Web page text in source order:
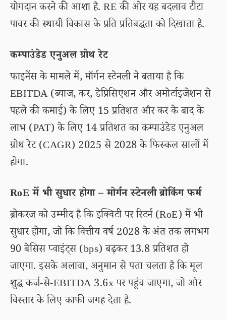
योगदान करने की आशा है. RE की ओर यह बदलाव टीटा
पावर की स्थायी विकास के प्रति प्रतिबद्धता को दिखाता है.
कम्पाउंडेड एनुअल ग्रोथ रेट
फाइनेंस के मामले में, मॉर्गन स्टेनली ने बताया है कि
EBITDA (ब्याज, कर, डेप्रिसिएशन और अमोर्टाइजेशन से
पहले की कमाई) के लिए 15 प्रतिशत और कर के बाद के
लाभ (PAT) के लिए 14 प्रतिशत का कम्पाउंडेड एनुअल
ग्रोथ रेट (CAGR) 2025 से 2028 के फिस्कल सालों में
होगा.
RoE में भी सुधार होगा – मोर्गन स्टेनली ब्रोकिंग फर्म
ब्रोकरज को उम्मीद है कि इक्विटी पर रिटर्न (RoE) में भी
सुधार होगा, जो कि वित्तीय वर्ष 2028 के अंत तक लगभग
90 बेसिस प्वाइंट्स (bps) बढ़कर 13.8 प्रतिशत हो
जाएगा. इसके अलावा, अनुमान से पता चलता है कि मूल
शुद्ध कर्ज-से-EBITDA 3.6x पर पहुंच जाएगा, जो और
विस्तार के लिए काफी जगह देता है.